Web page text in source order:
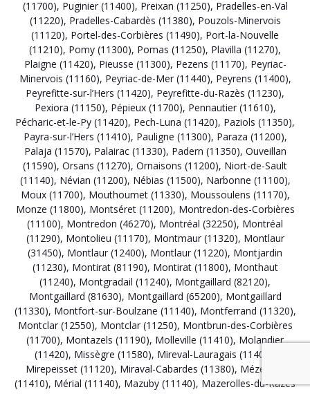
(11700), Puginier (11400), Preixan (11250), Pradelles-en-Val
(11220), Pradelles-Cabardès (11380), Pouzols-Minervois
(11120), Portel-des-Corbières (11490), Port-la-Nouvelle
(11210), Pomy (11300), Pomas (11250), Plavilla (11270),
Plaigne (11420), Pieusse (11300), Pezens (11170), Peyriac-
Minervois (11160), Peyriac-de-Mer (11440), Peyrens (11400),
Peyrefitte-sur-l’Hers (11420), Peyrefitte-du-Razès (11230),
Pexiora (11150), Pépieux (11700), Pennautier (11610),
Pécharic-et-le-Py (11420), Pech-Luna (11420), Paziols (11350),
Payra-sur-l’Hers (11410), Pauligne (11300), Paraza (11200),
Palaja (11570), Palairac (11330), Padern (11350), Ouveillan
(11590), Orsans (11270), Ornaisons (11200), Niort-de-Sault
(11140), Névian (11200), Nébias (11500), Narbonne (11100),
Moux (11700), Mouthoumet (11330), Moussoulens (11170),
Monze (11800), Montséret (11200), Montredon-des-Corbières
(11100), Montredon (46270), Montréal (32250), Montréal
(11290), Montolieu (11170), Montmaur (11320), Montlaur
(31450), Montlaur (12400), Montlaur (11220), Montjardin
(11230), Montirat (81190), Montirat (11800), Monthaut
(11240), Montgradail (11240), Montgaillard (82120),
Montgaillard (81630), Montgaillard (65200), Montgaillard
(11330), Montfort-sur-Boulzane (11140), Montferrand (11320),
Montclar (12550), Montclar (11250), Montbrun-des-Corbières
(11700), Montazels (11190), Molleville (11410), Molandier
(11420), Missègre (11580), Mireval-Lauragais (11400)
Mirepeisset (11120), Miraval-Cabardes (11380), Mézerville
(11410), Mérial (11140), Mazuby (11140), Mazerolles-du-Razès